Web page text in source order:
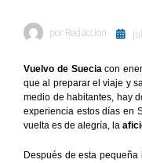
por Redaccion
Vuelvo de Sueciacon
que al preparar el viaje y
medio de habitantes, hay
experiencia estos días en
vuelta es de alegría, la
Después de esta